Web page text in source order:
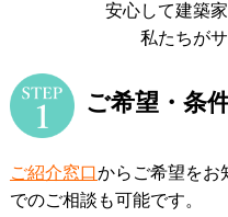
安心して建築
私たちが
ご希望・条
ご紹介窓口 からご希望をお
でのご相談も可能です。